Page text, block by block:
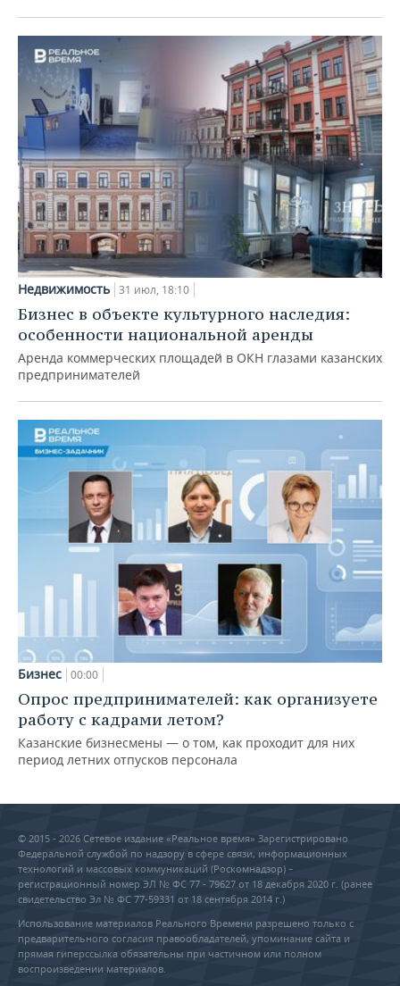
Недвижимость 31 июл, 18:10
Бизнес в объекте культурного наследия:
особенности национальной аренды
Аренда коммерческих площадей в ОКН глазами казанских
предпринимателей
Бизнес 00:00
Опрос предпринимателей: как организуете
работу с кадрами летом?
Казанские бизнесмены — о том, как проходит для них
период летних отпусков персонала
© 2015 - 2026 Сетевое издание «Реальное время» Зарегистрировано
Федеральной службой по надзору в сфере связи, информационных
технологий и массовых коммуникаций (Роскомнадзор) –
регистрационный номер ЭЛ № ФС 77 - 79627 от 18 декабря 2020 г. (ранее
свидетельство Эл № ФС 77-59331 от 18 сентября 2014 г.)
Использование материалов Реального Времени разрешено только с
предварительного согласия правообладателей, упоминание сайта и
прямая гиперссылка обязательны при частичном или полном
воспроизведении материалов.